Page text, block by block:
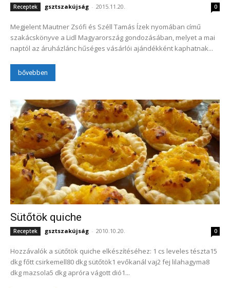
Receptek gsztszakújság - 2015.11.20. 0
Megjelent Mautner Zsófi és Széll Tamás Ízek nyomában című
szakácskönyve a Lidl Magyarország gondozásában, melyet a mai
naptól az áruházlánc hűséges vásárlói ajándékként kaphatnak...
bővebben
Sütőtök quiche
Receptek gsztszakújság - 2010.10.20. 0
Hozzávalók a sütőtök quiche elkészítéséhez: 1 cs leveles tészta15
dkg főtt csirkemell80 dkg sütőtök1 evőkanál vaj2 fej lilahagyma8
dkg mazsola5 dkg apróra vágott dió1...